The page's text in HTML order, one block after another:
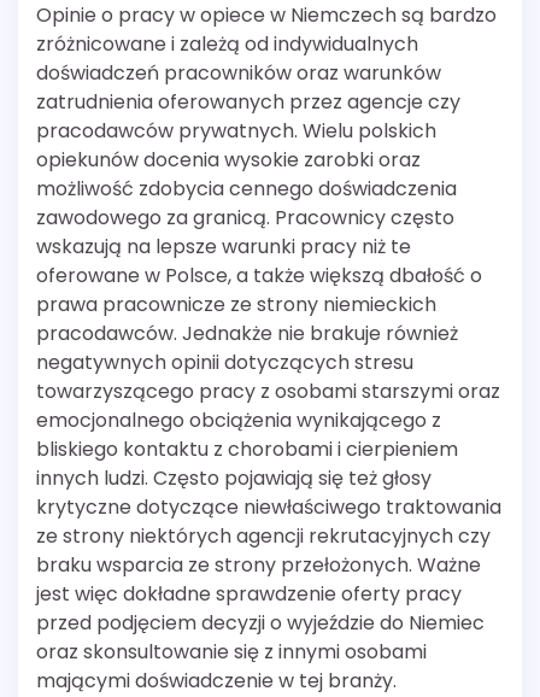
Opinie o pracy w opiece w Niemczech są bardzo
zróżnicowane i zależą od indywidualnych
doświadczeń pracowników oraz warunków
zatrudnienia oferowanych przez agencje czy
pracodawców prywatnych. Wielu polskich
opiekunów docenia wysokie zarobki oraz
możliwość zdobycia cennego doświadczenia
zawodowego za granicą. Pracownicy często
wskazują na lepsze warunki pracy niż te
oferowane w Polsce, a także większą dbałość o
prawa pracownicze ze strony niemieckich
pracodawców. Jednakże nie brakuje również
negatywnych opinii dotyczących stresu
towarzyszącego pracy z osobami starszymi oraz
emocjonalnego obciążenia wynikającego z
bliskiego kontaktu z chorobami i cierpieniem
innych ludzi. Często pojawiają się też głosy
krytyczne dotyczące niewłaściwego traktowania
ze strony niektórych agencji rekrutacyjnych czy
braku wsparcia ze strony przełożonych. Ważne
jest więc dokładne sprawdzenie oferty pracy
przed podjęciem decyzji o wyjeździe do Niemiec
oraz skonsultowanie się z innymi osobami
mającymi doświadczenie w tej branży.